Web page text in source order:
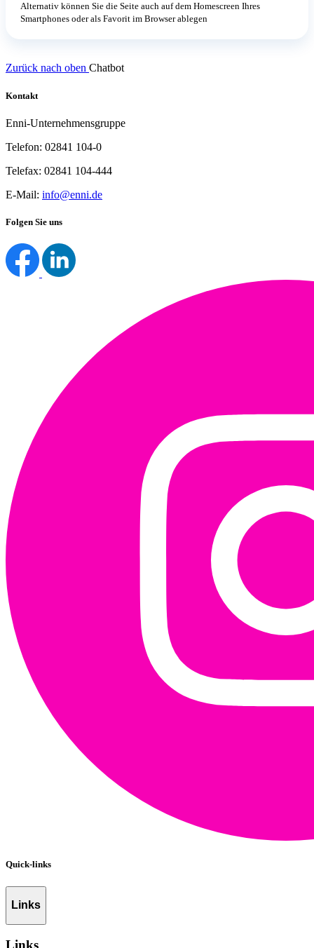
Alternativ können Sie die Seite auch auf dem Homescreen Ihres
Smartphones oder als Favorit im Browser ablegen
Zurück nach oben Chatbot
Kontakt
Enni-Unternehmensgruppe
Telefon: 02841 104-0
Telefax: 02841 104-444
E-Mail: info@enni.de
Folgen Sie uns
Quick-links
Links